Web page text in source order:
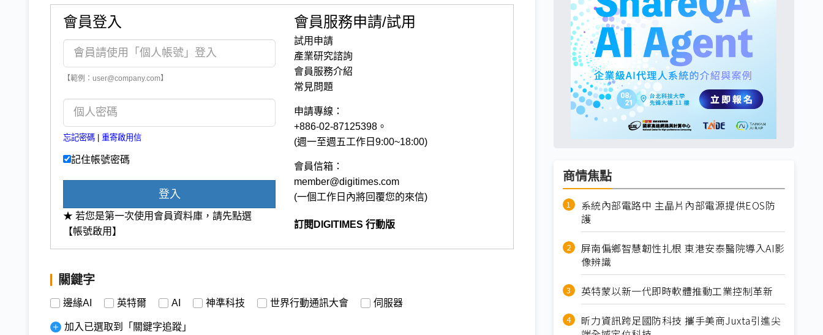
會員登入
【範例：user@company.com】
忘記密碼 重寄啟用信
記住帳號密碼
登入
★ 若您是第一次使用會員資料庫，請先點選
【帳號啟用】
會員服務申請/試用
試用申請
產業研究諮詢
會員服務介紹
常見問題
申請專線：
+886-02-87125398。
(週一至週五工作日9:00~18:00)
會員信箱：
member@digitimes.com
(一個工作日內將回覆您的來信)
訂閱DIGITIMES 行動版
關鍵字
邊緣AI 英特爾 AI 神準科技 世界行動通訊大會 伺服器
加入已選取到「關鍵字追蹤」
商情焦點
系統內部電路中 主晶片內部電源提供EOS防
護
屏南偏鄉智慧韌性扎根 東港安泰醫院導入AI影
像辨識
英特蒙以新一代即時軟體推動工業控制革新
昕力資訊跨足國防科技 攜手美商Juxta引進尖